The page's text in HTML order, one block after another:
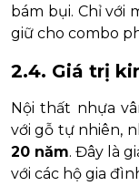
bám bụi. Chỉ với
giữ cho combo
2.4. Giá trị
Nội thất nhựa
với gỗ tự nhiên,
20 năm. Đây là
với các hộ gia